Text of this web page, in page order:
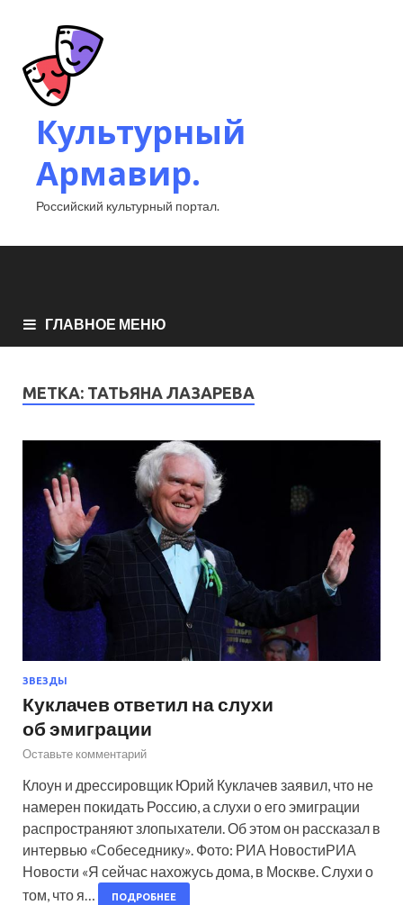
Культурный
Армавир.
Российский культурный портал.
ГЛАВНОЕ МЕНЮ
МЕТКА: ТАТЬЯНА ЛАЗАРЕВА
ЗВЕЗДЫ
Куклачев ответил на слухи
об эмиграции
Оставьте комментарий
Клоун и дрессировщик Юрий Куклачев заявил, что не
намерен покидать Россию, а слухи о его эмиграции
распространяют злопыхатели. Об этом он рассказал в
интервью «Собеседнику». Фото: РИА НовостиРИА
Новости «Я сейчас нахожусь дома, в Москве. Слухи о
том, что я…
ПОДРОБНЕЕ